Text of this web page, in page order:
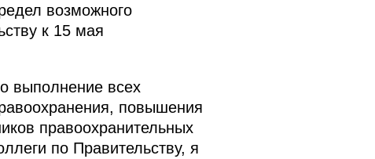
возможного
к 15 мая
выполнение всех
повышения
правоохранительных
по Правительству, я